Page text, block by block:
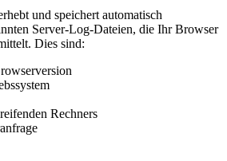
und speichert automatisch
Server-Log-Dateien, die Ihr Browser
Dies sind:
Rechners